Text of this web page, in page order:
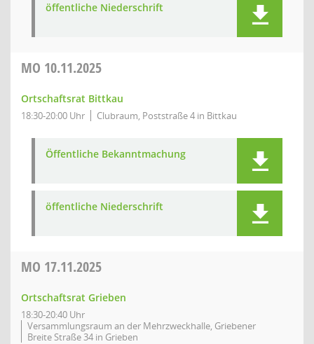
öffentliche Niederschrift
MO 10.11.2025
Ortschaftsrat Bittkau
18:30-20:00 Uhr Clubraum, Poststraße 4 in Bittkau
Öffentliche Bekanntmachung
öffentliche Niederschrift
MO 17.11.2025
Ortschaftsrat Grieben
18:30-20:40 Uhr
Versammlungsraum an der Mehrzweckhalle, Griebener
Breite Straße 34 in Grieben